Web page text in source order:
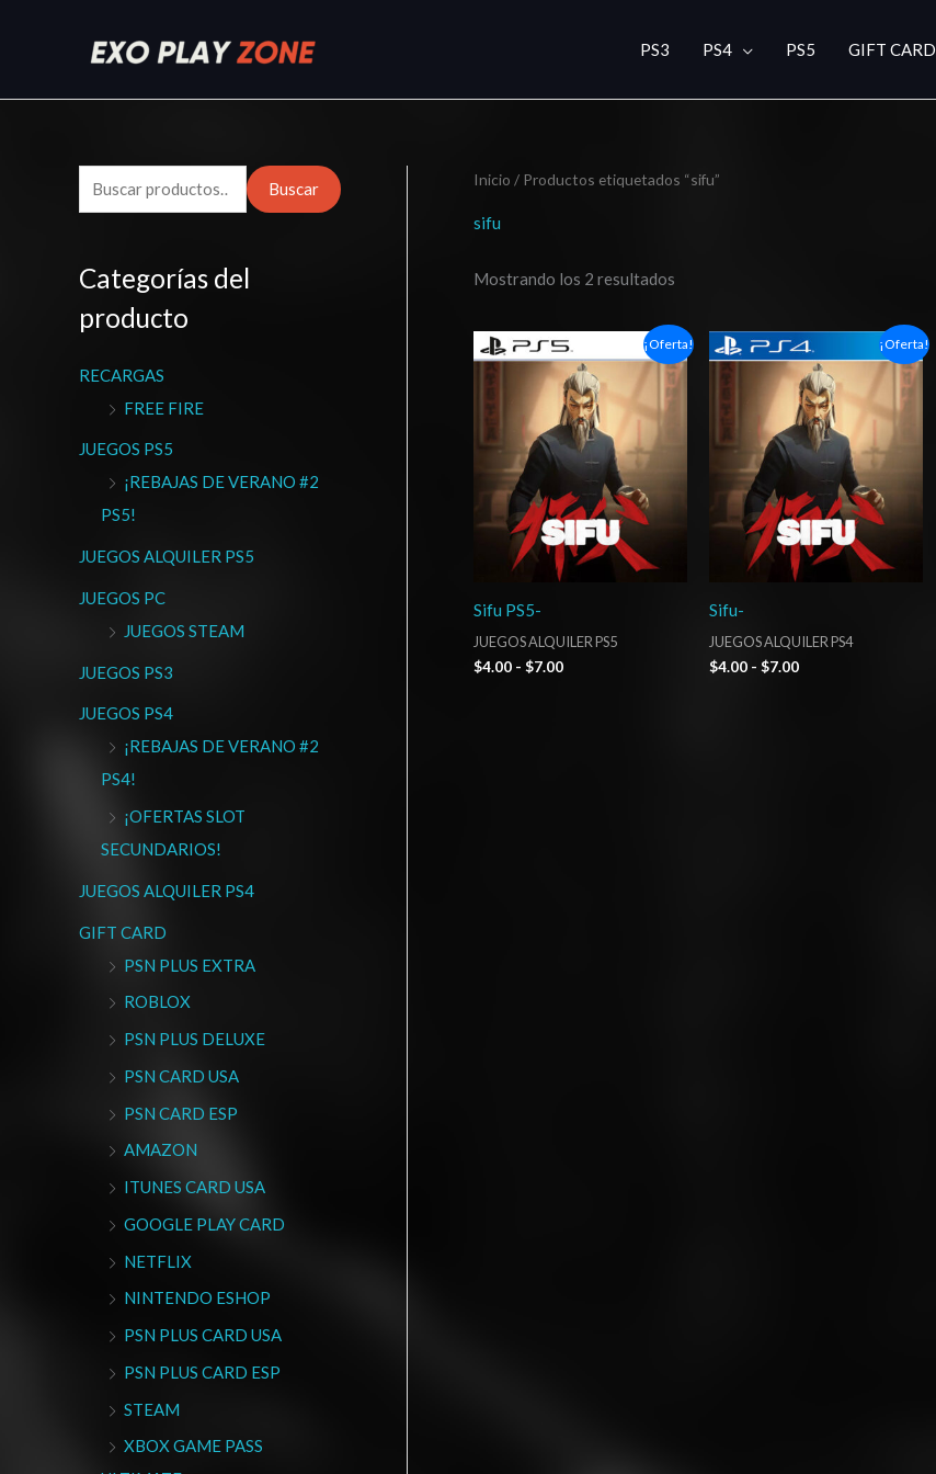
PS3 PS4 PS5 GIFT CARD
u
c
a
p
r
Buscar
Categorías del
producto
RECARGAS
FREE FIRE
JUEGOS PS5
¡REBAJAS DE VERANO #2
PS5!
JUEGOS ALQUILER PS5
JUEGOS PC
JUEGOS STEAM
JUEGOS PS3
JUEGOS PS4
¡REBAJAS DE VERANO #2
PS4!
¡OFERTAS SLOT
SECUNDARIOS!
JUEGOS ALQUILER PS4
GIFT CARD
PSN PLUS EXTRA
ROBLOX
PSN PLUS DELUXE
PSN CARD USA
PSN CARD ESP
AMAZON
ITUNES CARD USA
GOOGLE PLAY CARD
NETFLIX
NINTENDO ESHOP
PSN PLUS CARD USA
PSN PLUS CARD ESP
STEAM
XBOX GAME PASS
Inicio / Productos etiquetados “sifu”
sifu
Mostrando los 2 resultados
¡Oferta!
Sifu PS5-
JUEGOS ALQUILER PS5
$4.00 - $7.00
Rango
de
precios:
desde
$4.00
hasta
$7.00
¡Oferta!
Sifu-
JUEGOS ALQUILER PS4
$4.00 - $7.00
Rango
de
precios:
desde
$4.00
hasta
$7.00